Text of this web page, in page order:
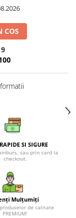
COS
SI SIGURE
sau prin card la
checkout.
Mulțumiți
de calitate
PREMIUM!